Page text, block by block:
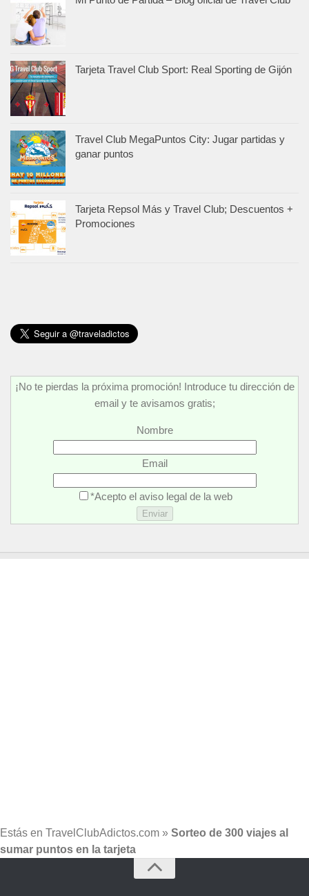
Tarjeta Travel Club Sport: Real Sporting de Gijón
Travel Club MegaPuntos City: Jugar partidas y
ganar puntos
Tarjeta Repsol Más y Travel Club; Descuentos +
Promociones
¡No te pierdas la próxima promoción! Introduce tu dirección de
email y te avisamos gratis;
Nombre
Email
*Acepto el aviso legal de la web
Estás en TravelClubAdictos.com » Sorteo de 300 viajes al
sumar puntos en la tarjeta